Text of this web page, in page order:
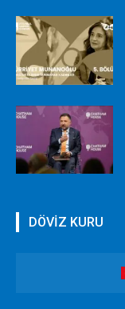
DÖVİZ KURU